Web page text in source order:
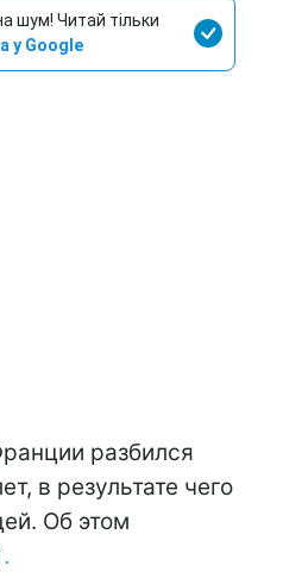
шум! Читай тільки
у Google
разбился
в результате чего
Об этом